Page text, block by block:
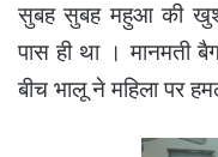
सुबह सुबह महुआ की
पास ही था । मानमती
बीच भालू ने महिला पर